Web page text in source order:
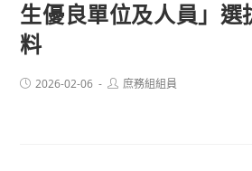
生優良單位及人員」選
料
Post2026-02-06
Post庶務組組員